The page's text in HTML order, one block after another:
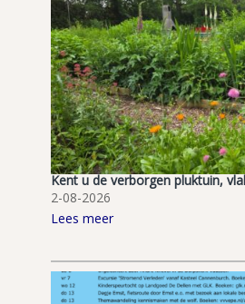
Kent u de verborgen pluktuin,
2-08-2026
Lees meer